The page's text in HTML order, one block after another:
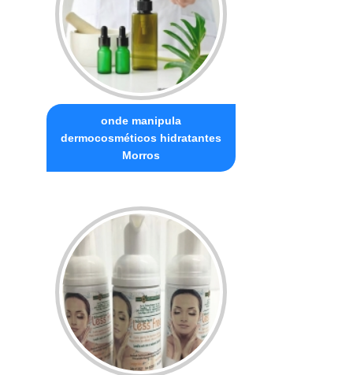
onde manipula
dermocosméticos hidratantes
Morros